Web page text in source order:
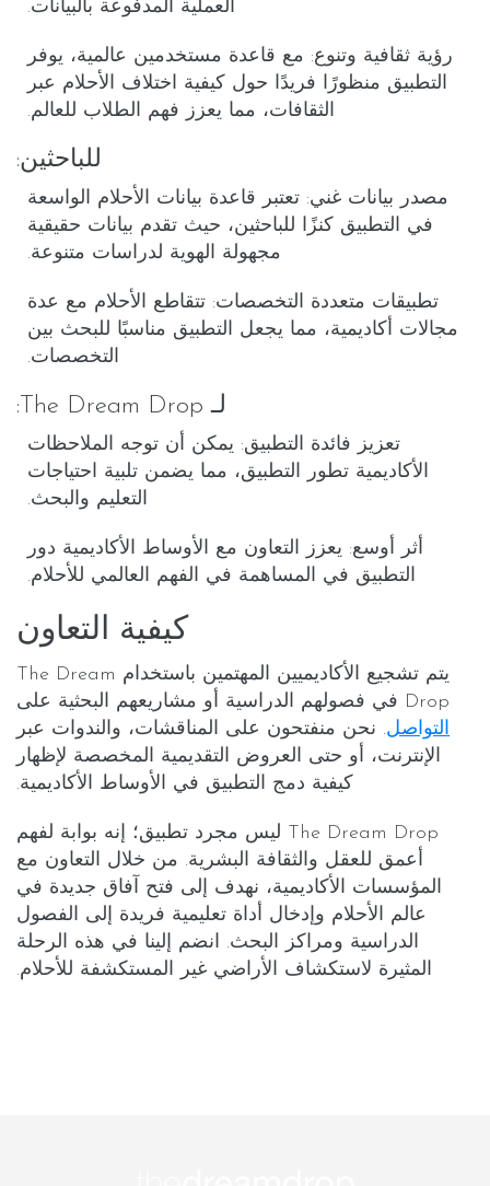
العملية المدفوعة بالبيانات.
رؤية ثقافية وتنوع: مع قاعدة مستخدمين عالمية، يوفر
التطبيق منظورًا فريدًا حول كيفية اختلاف الأحلام عبر
الثقافات، مما يعزز فهم الطلاب للعالم.
للباحثين:
مصدر بيانات غني: تعتبر قاعدة بيانات الأحلام الواسعة
في التطبيق كنزًا للباحثين، حيث تقدم بيانات حقيقية
مجهولة الهوية لدراسات متنوعة.
تطبيقات متعددة التخصصات: تتقاطع الأحلام مع عدة
مجالات أكاديمية، مما يجعل التطبيق مناسبًا للبحث بين
التخصصات.
لـ The Dream Drop:
تعزيز فائدة التطبيق: يمكن أن توجه الملاحظات
الأكاديمية تطور التطبيق، مما يضمن تلبية احتياجات
التعليم والبحث.
أثر أوسع: يعزز التعاون مع الأوساط الأكاديمية دور
التطبيق في المساهمة في الفهم العالمي للأحلام.
كيفية التعاون
يتم تشجيع الأكاديميين المهتمين باستخدام The Dream
Drop في فصولهم الدراسية أو مشاريعهم البحثية على
التواصل. نحن منفتحون على المناقشات، والندوات عبر
الإنترنت، أو حتى العروض التقديمية المخصصة لإظهار
كيفية دمج التطبيق في الأوساط الأكاديمية.
The Dream Drop ليس مجرد تطبيق؛ إنه بوابة لفهم
أعمق للعقل والثقافة البشرية. من خلال التعاون مع
المؤسسات الأكاديمية، نهدف إلى فتح آفاق جديدة في
عالم الأحلام وإدخال أداة تعليمية فريدة إلى الفصول
الدراسية ومراكز البحث. انضم إلينا في هذه الرحلة
المثيرة لاستكشاف الأراضي غير المستكشفة للأحلام.